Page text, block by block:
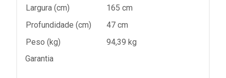
Largura (cm)
165 cm
Profundidade (cm)
47 cm
Peso (kg)
94,39 kg
Garantia